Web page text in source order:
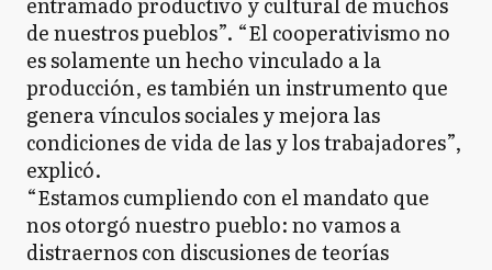
de nuestros pueblos”. “El cooperativismo no
es solamente un hecho vinculado a la
producción, es también un instrumento que
genera vínculos sociales y mejora las
condiciones de vida de las y los trabajadores”,
explicó.
“Estamos cumpliendo con el mandato que
nos otorgó nuestro pueblo: no vamos a
distraernos con discusiones de teorías